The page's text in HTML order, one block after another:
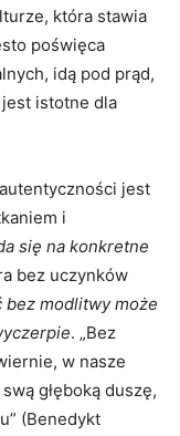
która stawia
poświęca
idą pod prąd,
istotne dla
jest
i
się na konkretne
bez uczynków
bez modlitwy może
. „Bez
w nasze
głęboką duszę,
(Benedykt